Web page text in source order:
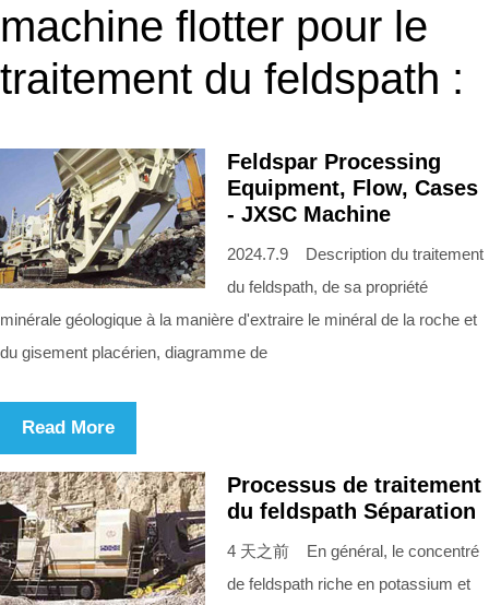
machine flotter pour le
traitement du feldspath :
Feldspar Processing
Equipment, Flow, Cases
- JXSC Machine
2024.7.9 Description du traitement
du feldspath, de sa propriété
minérale géologique à la manière d'extraire le minéral de la roche et
du gisement placérien, diagramme de
Read More
Processus de traitement
du feldspath Séparation
4 天之前 En général, le concentré
de feldspath riche en potassium et